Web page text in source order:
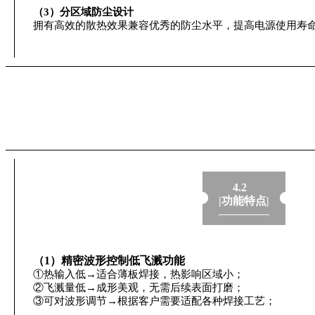
（3）分区域防尘设计
拥有高效的散热效果兼容优秀的防尘水平，提高电源使用寿
4.2
|功能特点|
（1）精密波形控制低飞溅功能
①热输入低→适合薄板焊接，热影响区域小；
②飞溅量低→成形美观，无需后续表面打磨；
③可对波形调节→根据客户需要适配各种焊接工艺；